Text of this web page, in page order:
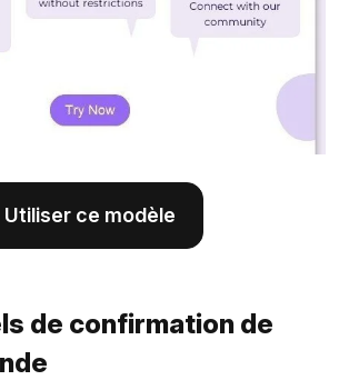
Utiliser ce modèle
de confirmation de